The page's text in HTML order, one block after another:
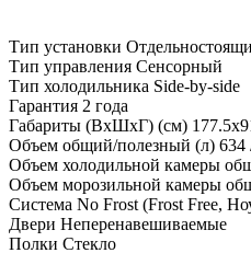
Тип установки
Тип управления Сенсорный
Тип холодильника Side-by-side
Гарантия 2 года
Габариты (ВхШхГ) (см)
Объем общий/полезный (л) 634
Объем холодильной камеры
Объем морозильной камеры
Система No Frost (Frost Free,
Двери Неперенавешиваемые
Полки Стекло